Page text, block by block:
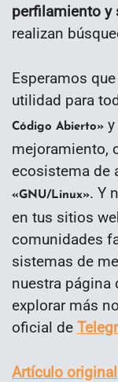
perfilamiento y
realizan
Esperamos
utilidad para
Código Abierto»
mejoramiento,
ecosistema de
«GNU/Linux». Y
en tus sitios
comunidades
sistemas de
nuestra página
explorar más
oficial de
Artículo original